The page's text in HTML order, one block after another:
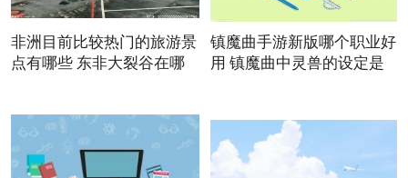
非洲目前比较热门的旅游景
点有哪些 东非大裂谷在哪
镇魔曲手游新版哪个职业好
用 镇魔曲中灵兽的设定是